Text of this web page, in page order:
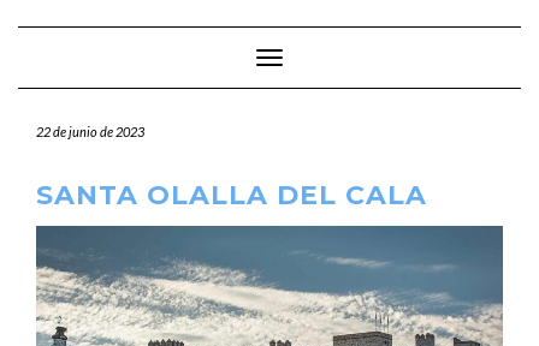
Cambiar modo de navegación
22 de junio de 2023
SANTA OLALLA DEL CALA